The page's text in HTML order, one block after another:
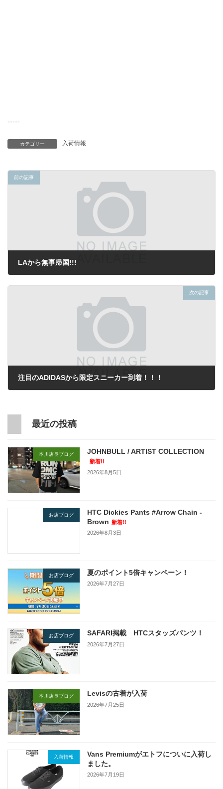
-----
カテゴリー 入荷情報
前の記事
LAから無事帰国!!!
次の記事
注目のADIDASから限定スニーカー到着！！！
最近の投稿
本川店長ブログ JOHNBULL / ARTIST COLLECTION
新着!!
2026年8月5日
お店ブログ
HTC Dickies Pants #Arrow Chain -
Brown 新着!!
2026年8月3日
お店ブログ 夏のポイント5倍キャンペーン！
2026年7月27日
お店ブログ SAFARI掲載 HTCスタッズパンツ！
2026年7月27日
本川店長ブログ Levisの古着が入荷
2026年7月25日
入荷情報
Vans Premiumがエトフについに入荷し
ました。
2026年7月19日